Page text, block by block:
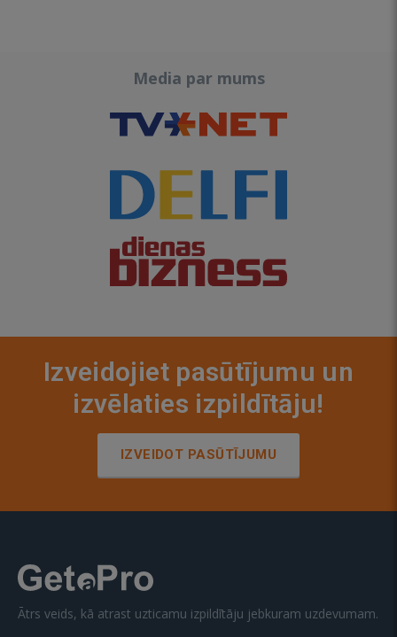
Media par mums
Izveidojiet pasūtījumu un
izvēlaties izpildītāju!
IZVEIDOT PASŪTĪJUMU
Ātrs veids, kā atrast uzticamu izpildītāju jebkuram uzdevumam.